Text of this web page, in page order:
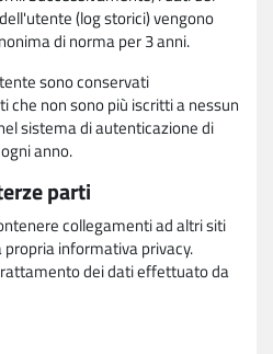
(log storici) vengono
di norma per 3 anni.
sono conservati
non sono più iscritti a nessun
sistema di autenticazione di
anno.
parti
collegamenti ad altri siti
informativa privacy.
dei dati effettuato da